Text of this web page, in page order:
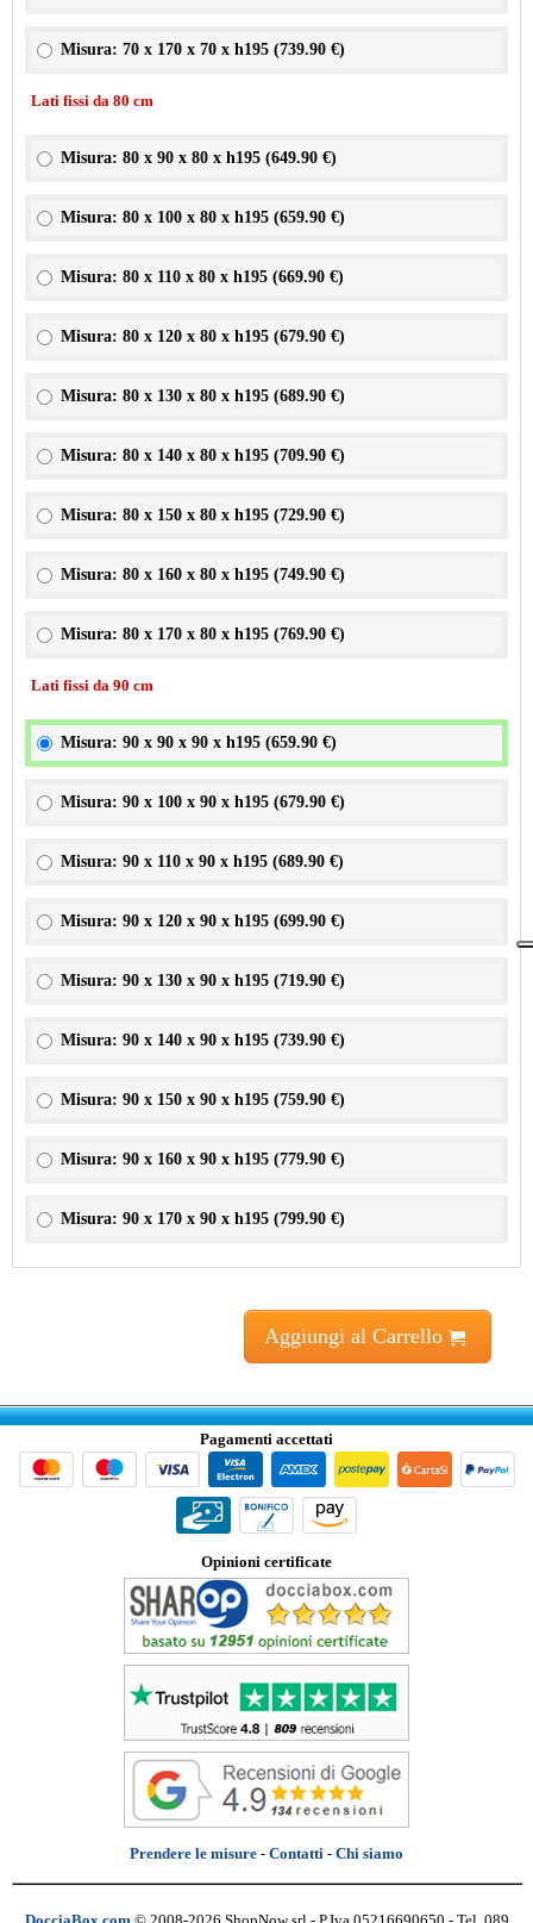
Misura: 70 x 170 x 70 x h195 (739.90 €)
Lati fissi da 80 cm
Misura: 80 x 90 x 80 x h195 (649.90 €)
Misura: 80 x 100 x 80 x h195 (659.90 €)
Misura: 80 x 110 x 80 x h195 (669.90 €)
Misura: 80 x 120 x 80 x h195 (679.90 €)
Misura: 80 x 130 x 80 x h195 (689.90 €)
Misura: 80 x 140 x 80 x h195 (709.90 €)
Misura: 80 x 150 x 80 x h195 (729.90 €)
Misura: 80 x 160 x 80 x h195 (749.90 €)
Misura: 80 x 170 x 80 x h195 (769.90 €)
Lati fissi da 90 cm
Misura: 90 x 90 x 90 x h195 (659.90 €)
Misura: 90 x 100 x 90 x h195 (679.90 €)
Misura: 90 x 110 x 90 x h195 (689.90 €)
Misura: 90 x 120 x 90 x h195 (699.90 €)
Misura: 90 x 130 x 90 x h195 (719.90 €)
Misura: 90 x 140 x 90 x h195 (739.90 €)
Misura: 90 x 150 x 90 x h195 (759.90 €)
Misura: 90 x 160 x 90 x h195 (779.90 €)
Misura: 90 x 170 x 90 x h195 (799.90 €)
Aggiungi al Carrello
Pagamenti accettati
Opinioni certificate
Prendere le misure - Contatti - Chi siamo